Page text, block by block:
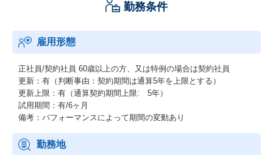
勤務条件
雇用形態
正社員/契約社員 60歳以上の方、又は特例の場合は契約社員
更新：有（判断事由：契約期間は通算5年を上限とする）
更新上限：有（通算契約期間上限: 5年）
試用期間：有/6ヶ月
備考：パフォーマンスによって期間の変動あり
勤務地